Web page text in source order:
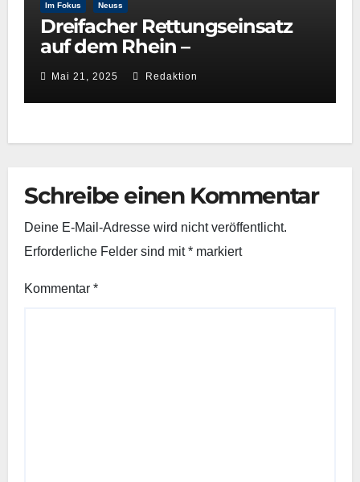
Im Fokus Neuss
Dreifacher Rettungseinsatz
auf dem Rhein –
Wasserwacht Neuss beweist
schnelle Reaktionsfähigkeit
Mai 21, 2025 Redaktion
Schreibe einen Kommentar
Deine E-Mail-Adresse wird nicht veröffentlicht.
Erforderliche Felder sind mit* markiert
Kommentar *